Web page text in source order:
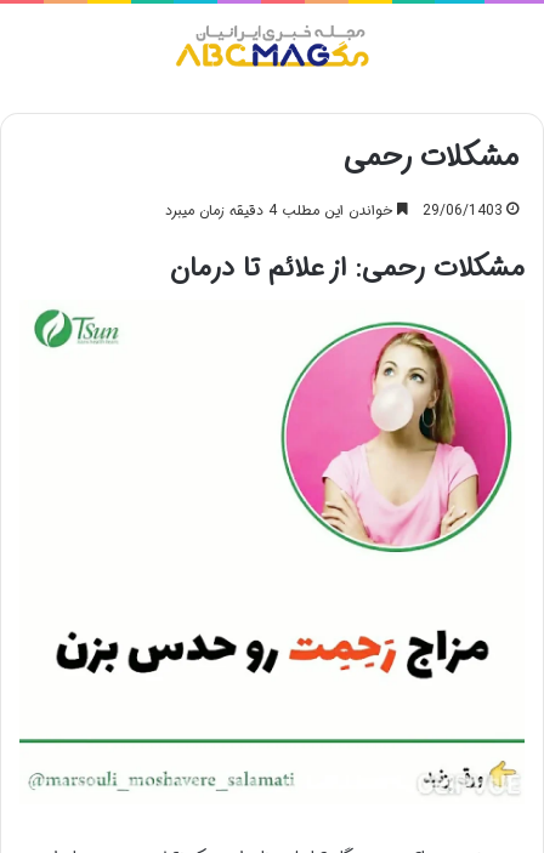
مشکلات رحمی
29/06/1403 خواندن این مطلب 4 دقیقه زمان میبرد
مشکلات رحمی: از علائم تا درمان